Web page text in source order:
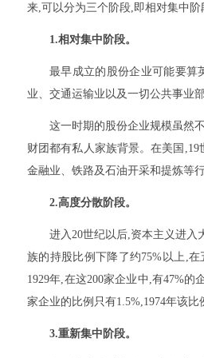
来,可以分为三个阶段,即相对集中阶
1.相对集中阶段。
最早成立的股份企业可能要算
业、交通运输业以及一切公共事业
这一时期的股份企业规模虽然
财团都有私人家族背景。在美国
金融业、铁路及石油开采和提炼等
2.高度分散阶段。
进入20世纪以后,资本主义进入
族的持股比例下降了约75%以上,在
1929年,在这200家企业中,有47%的
家企业的比例只有1.5%,1974年该
3.重新集中阶段。